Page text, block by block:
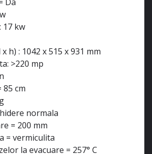
17 kw
h) : 1042 x 515 x 931 mm
>220 mp
85 cm
normala
= 200 mm
= vermiculita
la evacuare = 257° C